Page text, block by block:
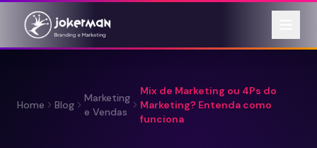
Home Blog
Marketing
e Vendas
Mix de Marketing ou 4Ps do
Marketing? Entenda como
funciona